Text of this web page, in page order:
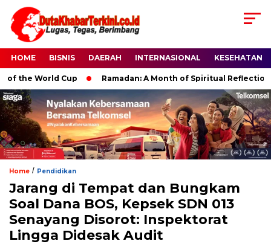
HOME BISNIS DAERAH INTERNASIONAL KESEHATAN
World Cup Ramadan: A Month of Spiritual Reflection,
Home / Pendidikan
Jarang di Tempat dan Bungkam
Soal Dana BOS, Kepsek SDN 013
Senayang Disorot: Inspektorat
Lingga Didesak Audit